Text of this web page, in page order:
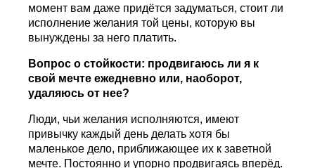
момент вам даже придётся задуматься, стоит ли
исполнение желания той цены, которую вы
вынуждены за него платить.
Вопрос о стойкости: продвигаюсь ли я к
свой мечте ежедневно или, наоборот,
удаляюсь от нее?
Люди, чьи желания исполняются, имеют
привычку каждый день делать хотя бы
маленькое дело, приближающее их к заветной
мечте. Постоянно и упорно продвигаясь вперёд.